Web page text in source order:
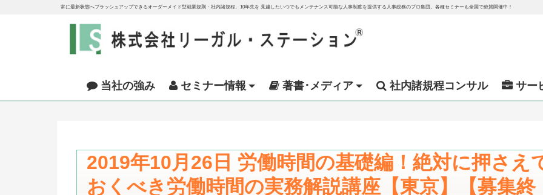
常に最新状態へブラッシュアップできるオーダーメイド型就業規則・社内諸規程、10年先を 見越したいつでもメンテナンス可能な人事制度を提供する人事総務のプロ集団。各種セミナーも全国で絶賛開催中！
当社の強み セミナー情報 著書･メディア 社内諸規程コンサル サー
2019年10月26日 労働時間の基礎編！絶対に押さえ
おくべき労働時間の実務解説講座【東京】【募集終